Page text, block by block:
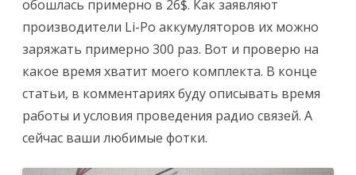
обошлась примерно в 26$. Как заявляют
производители Li-Po аккумуляторов их можно
заряжать примерно 300 раз. Вот и проверю на
какое время хватит моего комплекта. В конце
статьи, в комментариях буду описывать время
работы и условия проведения радио связей. А
сейчас ваши любимые фотки.